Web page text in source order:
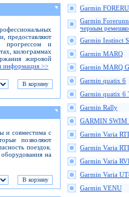
предоставляют
прогрессом и
килограммах
жировой
информация >>
и совместима с
позволяют
поездок.
на
Garmin
Garmin
черным
Garmin Instinct
Garmin MARQ
Garmin MARQ
Garmin quatix 6
Garmin quatix 6
Garmin Rally
GARMIN SWIM
Garmin Varia
Garmin Varia
Garmin Varia
Garmin Varia
Garmin VENU